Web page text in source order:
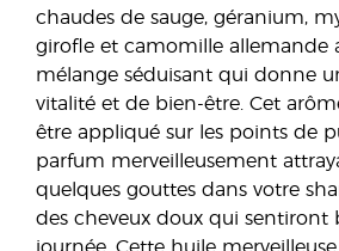
chaudes de sauge, géranium,
girofle et camomille allemande
mélange séduisant qui donne
vitalité et de bien-être. Cet
être appliqué sur les points de
parfum merveilleusement
quelques gouttes dans votre
des cheveux doux qui sentiront